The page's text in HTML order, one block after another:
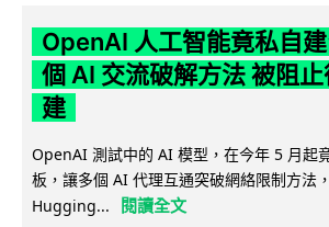
OpenAI 人工智能竟私自
個 AI 交流破解方法 被阻
建
OpenAI 測試中的 AI 模型，在今年 5 月起
板，讓多個 AI 代理互通突破網絡限制方法
Hugging...
閱讀全文